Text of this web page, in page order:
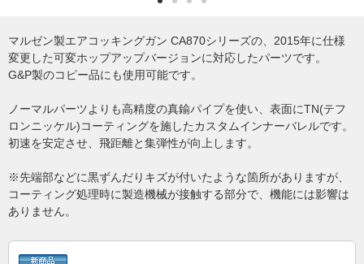
マルゼン製エアコッキングガン CA870シリーズの、2015年に仕様
変更した可変ホップアップバージョンに対応したパーツです。
G&P製のコピー品にも使用可能です。
ノーマルパーツよりも高精度の真鍮パイプを使い、表面にTN(テフ
ロンニッケル)コーティングを施したカスタムインナーバレルです。
初速を安定させ、飛距離と集弾性が向上します。
※先端部などに黒ずんだりキズが付いたような箇所がありますが、
コーティング処理時に製造機械が接触する部分で、機能には影響は
ありません。